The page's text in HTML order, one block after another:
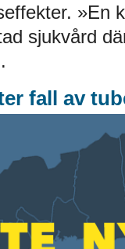
»En
sjukvård
fall av